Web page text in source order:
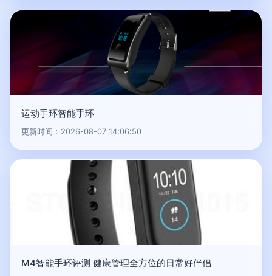
运动手环智能手环
更新时间：2026-08-07 14:06:50
M4智能手环评测 健康管理全方位的日常好伴侣